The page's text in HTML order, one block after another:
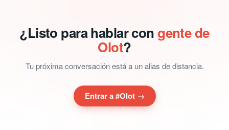
¿Listo para hablar con gente de
Olot?
Tu próxima conversación está a un alias de distancia.
Entrar a #Olot →